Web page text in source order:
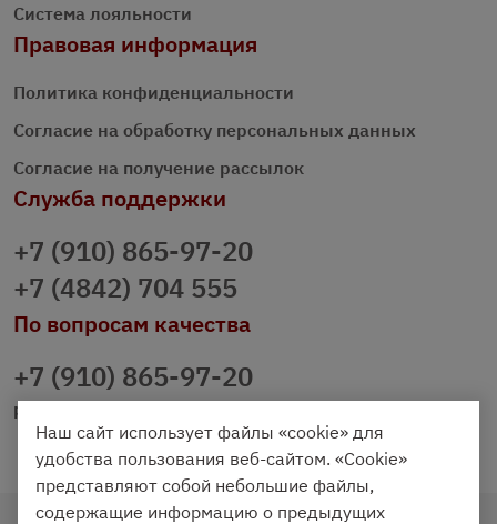
Система лояльности
Правовая информация
Политика конфиденциальности
Согласие на обработку персональных данных
Согласие на получение рассылок
Служба поддержки
+7 (910) 865-97-20
+7 (4842) 704 555
По вопросам качества
+7 (910) 865-97-20
prazdnichniy40@palmi.ru
Наш сайт использует файлы «cookie» для
удобства пользования веб-сайтом. «Cookie»
представляют собой небольшие файлы,
содержащие информацию о предыдущих